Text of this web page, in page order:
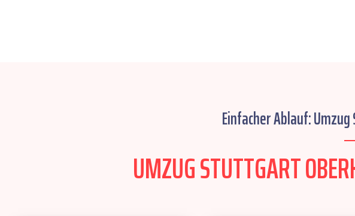
Einfacher Ablauf:
UMZUG STUTTGART